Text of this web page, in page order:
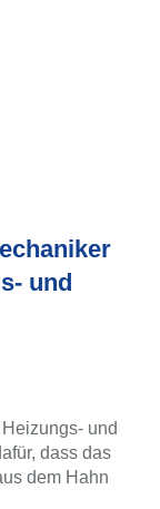
und
und
dass das
dem Hahn